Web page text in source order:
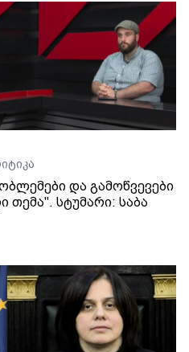
და გამოწვევები
თემა". სტუმარი: საბა